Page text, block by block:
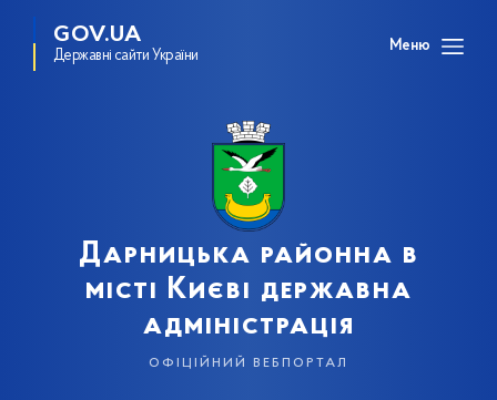
GOV.UA
Державні сайти України
Меню
Дарницька районна в
місті Києві державна
адміністрація
офіційний вебпортал